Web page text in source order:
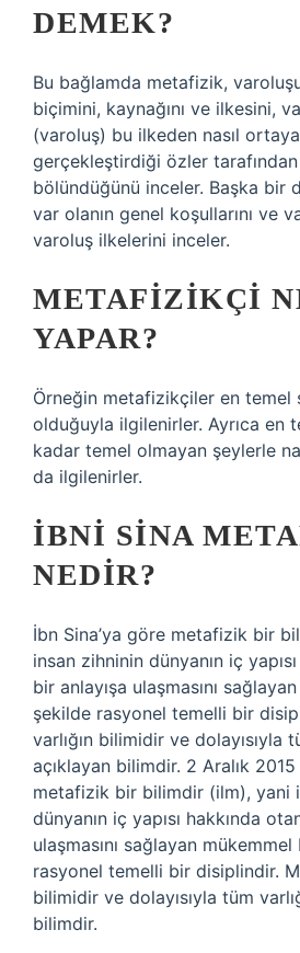
DEMEK?
Bu bağlamda metafizik,
biçimini, kaynağını ve ilkesini,
(varoluş) bu ilkeden nasıl ortaya
gerçekleştirdiği özler
bölündüğünü inceler. Başka bir
var olanın genel koşullarını ve
varoluş ilkelerini inceler.
METAFIZIKÇI
YAPAR?
Örneğin metafizikçiler en temel
olduğuyla ilgilenirler. Ayrıca en
kadar temel olmayan şeylerle
da ilgilenirler.
İBNI SINA
NEDIR?
İbn Sina’ya göre metafizik bir
insan zihninin dünyanın iç
bir anlayışa ulaşmasını
şekilde rasyonel temelli bir
varlığın bilimidir ve dolayısıyla
açıklayan bilimdir. 2 Aralık
metafizik bir bilimdir (ilm), yani
dünyanın iç yapısı hakkında
ulaşmasını sağlayan
rasyonel temelli bir disiplindir.
bilimidir ve dolayısıyla tüm
bilimdir.